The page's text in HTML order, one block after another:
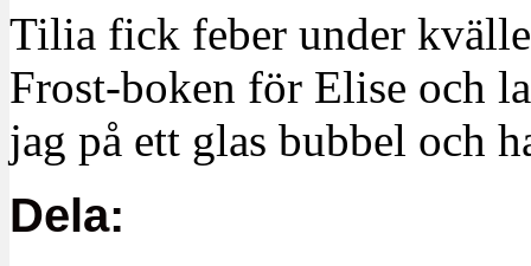
Tilia fick feber under
Frost-boken för Elise och
jag på ett glas bubbel och
Dela: